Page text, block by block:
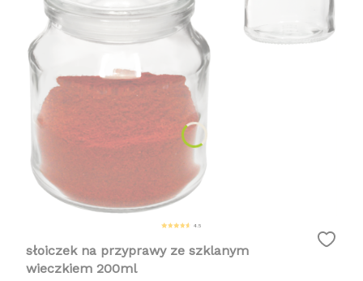
4.5
słoiczek na przyprawy ze szklanym
wieczkiem 200ml